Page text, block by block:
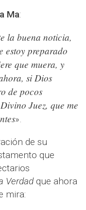
Ma:
la buena noticia,
estoy preparado
que muera, y
si Dios
de pocos
Juez, que me
».
de su
que
Verdadque ahora
mira: